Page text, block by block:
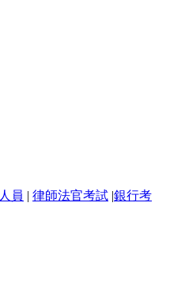
員 | 律師法官考試 |銀行考